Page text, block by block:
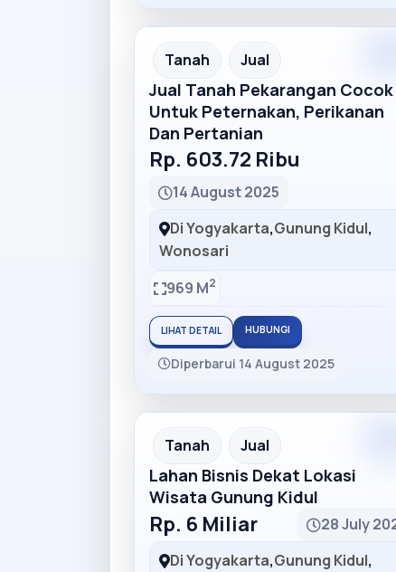
Recommended
Tanah Jual
Jual Tanah Pekarangan Cocok
Untuk Peternakan, Perikanan
Dan Pertanian
Rp. 603.72 Ribu
14 August 2025
Di Yogyakarta,Gunung Kidul,
Wonosari
969 M2
LIHAT DETAIL HUBUNGI
Diperbarui 14 August 2025
Recommended
Tanah Jual
Lahan Bisnis Dekat Lokasi
Wisata Gunung Kidul
Rp. 6 Miliar
28 July
Di Yogyakarta,Gunung Kidul,